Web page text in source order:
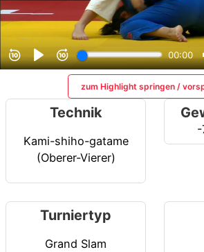
zum Highlight springen /
Technik
Kami-shiho-gatame
(Oberer-Vierer)
-
Turniertyp
Grand Slam